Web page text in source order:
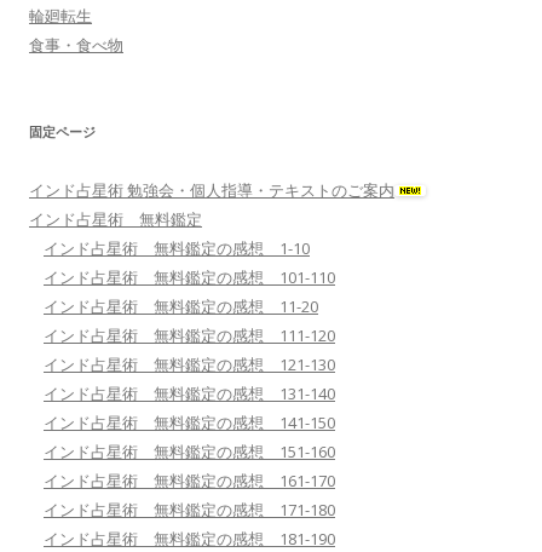
輪廻転生
食事・食べ物
固定ページ
インド占星術 勉強会・個人指導・テキストのご案内
インド占星術 無料鑑定
インド占星術 無料鑑定の感想 1-10
インド占星術 無料鑑定の感想 101-110
インド占星術 無料鑑定の感想 11-20
インド占星術 無料鑑定の感想 111-120
インド占星術 無料鑑定の感想 121-130
インド占星術 無料鑑定の感想 131-140
インド占星術 無料鑑定の感想 141-150
インド占星術 無料鑑定の感想 151-160
インド占星術 無料鑑定の感想 161-170
インド占星術 無料鑑定の感想 171-180
インド占星術 無料鑑定の感想 181-190